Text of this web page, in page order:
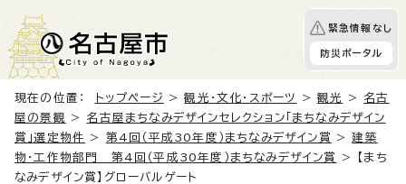
緊急情報なし
防災ポータル
現在の位置： トップページ >観光・文化・スポーツ >観光 > 名古
屋の景観
> 名古屋まちなみデザインセレクション「まちなみデザイン
賞」選定物件
> 第4回（平成30年度）まちなみデザイン賞 >建築
物・工作物部門 第4回（平成30年度）まちなみデザイン賞
> 【まち
なみデザイン賞】グローバルゲート